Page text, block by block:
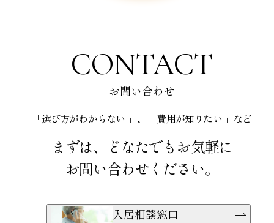
CONTACT
お問い合わせ
「選び方がわからない 」、「 費用が知りたい 」など
まずは、どなたでもお気軽に
お問い合わせください。
入居相談窓口